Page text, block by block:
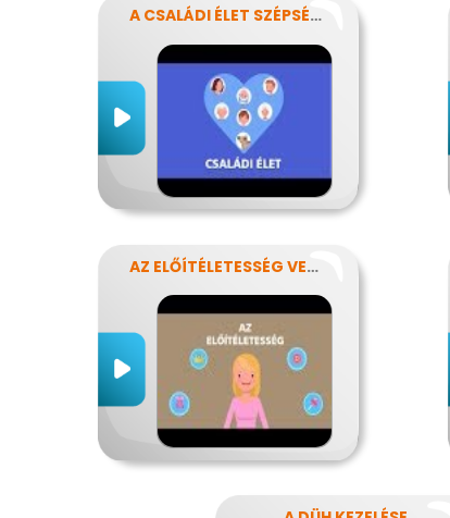
A CSALÁDI ÉLET SZÉPSÉGEI ÉS NEHÉZSÉGEI
AZ ELŐÍTÉLETESSÉG VESZÉLYEI